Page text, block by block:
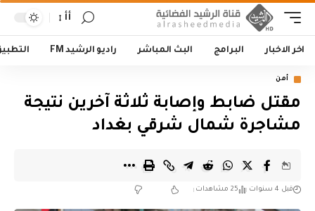
أأ
اخر الاخبار البرامج البث المباشر راديو الرشيد FM
أمن
مقتل ضابط وإصابة ثلاثة آخرين نتيجة
مشاجرة شمال شرقي بغداد
قبل 4 سنوات 25 مشاهدات